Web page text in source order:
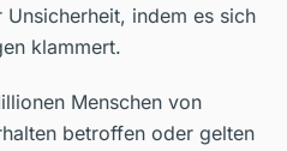
indem es sich
klammert.
Menschen von
betroffen oder gelten